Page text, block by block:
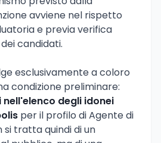
avviene nel rispetto
e previa verifica
candidati.
esclusivamente a coloro
condizione preliminare:
degli idonei
per il profilo di Agente di
si tratta quindi di un